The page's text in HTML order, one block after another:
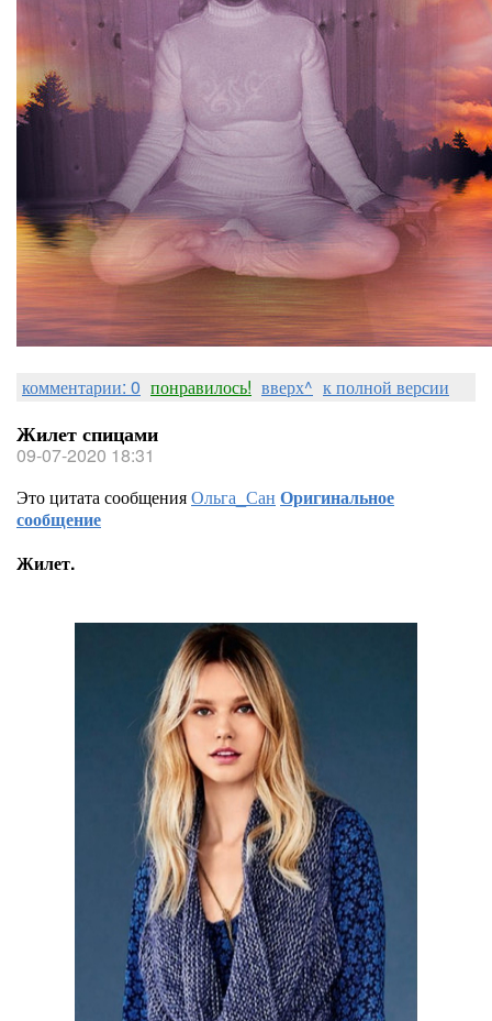
комментарии: 0 понравилось! вверх^ к полной версии
Жилет спицами
09-07-2020 18:31
Это цитата сообщенияОльга_Сан Оригинальное
сообщение
Жилет.